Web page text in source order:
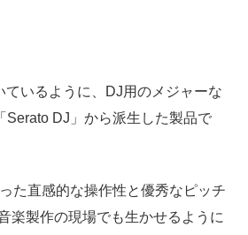
ているように、DJ用のメジャーな
Serato DJ」から派生した製品で
た直感的な操作性と優秀なピッチ
楽製作の現場でも生かせるように